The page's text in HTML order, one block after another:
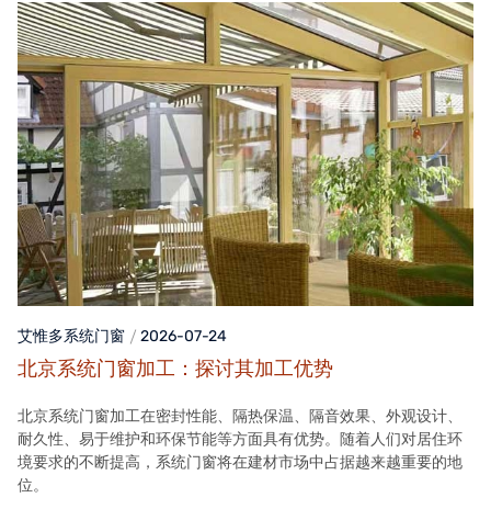
艾惟多系统门窗 2026-07-24
北京系统门窗加工：探讨其加工优势
北京系统门窗加工在密封性能、隔热保温、隔音效果、外观设计、
耐久性、易于维护和环保节能等方面具有优势。随着人们对居住环
境要求的不断提高，系统门窗将在建材市场中占据越来越重要的地
位。